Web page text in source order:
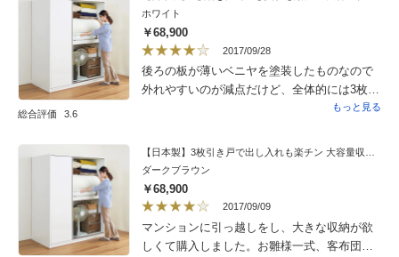
したのでこの大きさでも圧迫感は無いです。
裏側の板はちょっと薄いかなと思いました
が・・・見えないので大丈夫です。買って大
正解でした。
総合評価 3.6
ホワイト
￥68,900
2017/09/28
後ろの板が薄いベニヤを塗装したものなので
外れやすいのが減点だけど、全体的には3枚戸
は開閉の際のスペースも取らず布団、季節家
がなかったので来客用の布団の保管に重宝し
ています。大きいので部屋の圧迫感を抑えた
く壁と同じホワイトをチョイス。正解でし
た。絶対組み立てサービスは利用した方がい
いと思います。ヤマトさん、二人係で丁寧に
組み立ててくれました。
もっと見る
ダークブラウン
￥68,900
2017/09/09
マンションに引っ越しをし、大きな収納が欲
しくて購入しました。お雛様一式、客布団一